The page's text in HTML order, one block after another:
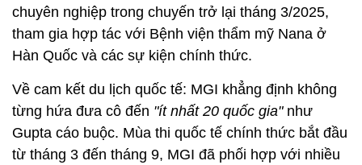
chuyên nghiệp trong chuyến trở lại tháng 3/2025,
tham gia hợp tác với Bệnh viện thẩm mỹ Nana ở
Hàn Quốc và các sự kiện chính thức.
Về cam kết du lịch quốc tế: MGI khẳng định không
từng hứa đưa cô đến "ít nhất 20 quốc gia" như
Gupta cáo buộc. Mùa thi quốc tế chính thức bắt đầu
từ tháng 3 đến tháng 9, MGI đã phối hợp với nhiều